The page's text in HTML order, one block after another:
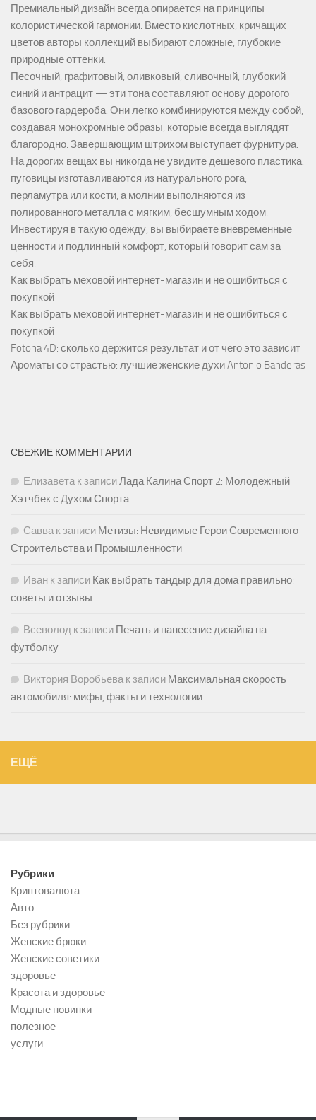
Премиальный дизайн всегда опирается на принципы
колористической гармонии. Вместо кислотных, кричащих
цветов авторы коллекций выбирают сложные, глубокие
природные оттенки.
Песочный, графитовый, оливковый, сливочный, глубокий
синий и антрацит — эти тона составляют основу дорогого
базового гардероба. Они легко комбинируются между собой,
создавая монохромные образы, которые всегда выглядят
благородно. Завершающим штрихом выступает фурнитура.
На дорогих вещах вы никогда не увидите дешевого пластика:
пуговицы изготавливаются из натурального рога,
перламутра или кости, а молнии выполняются из
полированного металла с мягким, бесшумным ходом.
Инвестируя в такую одежду, вы выбираете вневременные
ценности и подлинный комфорт, который говорит сам за
себя.
Как выбрать меховой интернет-магазин и не ошибиться с
покупкой
Как выбрать меховой интернет-магазин и не ошибиться с
покупкой
Fotona 4D: сколько держится результат и от чего это зависит
Ароматы со страстью: лучшие женские духи Antonio Banderas
СВЕЖИЕ КОММЕНТАРИИ
Елизаветак записиЛада Калина Спорт 2: Молодежный
Хэтчбек с Духом Спорта
Саввак записи Метизы: Невидимые Герои Современного
Строительства и Промышленности
Иван к записи Как выбрать тандыр для дома правильно:
советы и отзывы
Всеволод к записи Печать и нанесение дизайна на
футболку
Виктория Воробьевак записи Максимальная скорость
автомобиля: мифы, факты и технологии
ЕЩЁ
Рубрики
Kриптовалюта
Авто
Без рубрики
Женские брюки
Женские советики
здоровье
Красота и здоровье
Модные новинки
полезное
услуги